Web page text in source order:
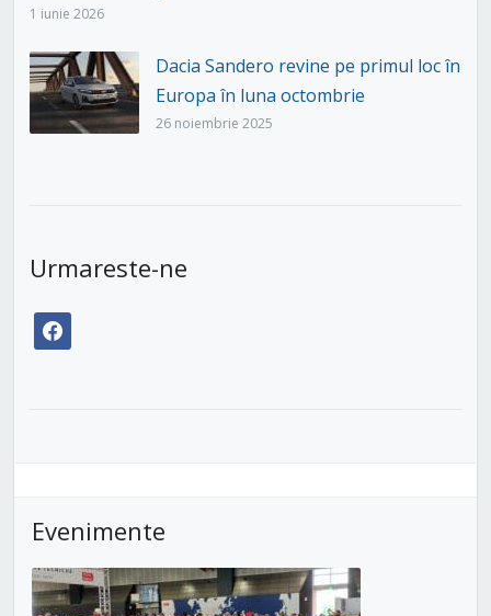
1 iunie 2026
Dacia Sandero revine pe primul loc în
Europa în luna octombrie
26 noiembrie 2025
Urmareste-ne
facebook
Evenimente